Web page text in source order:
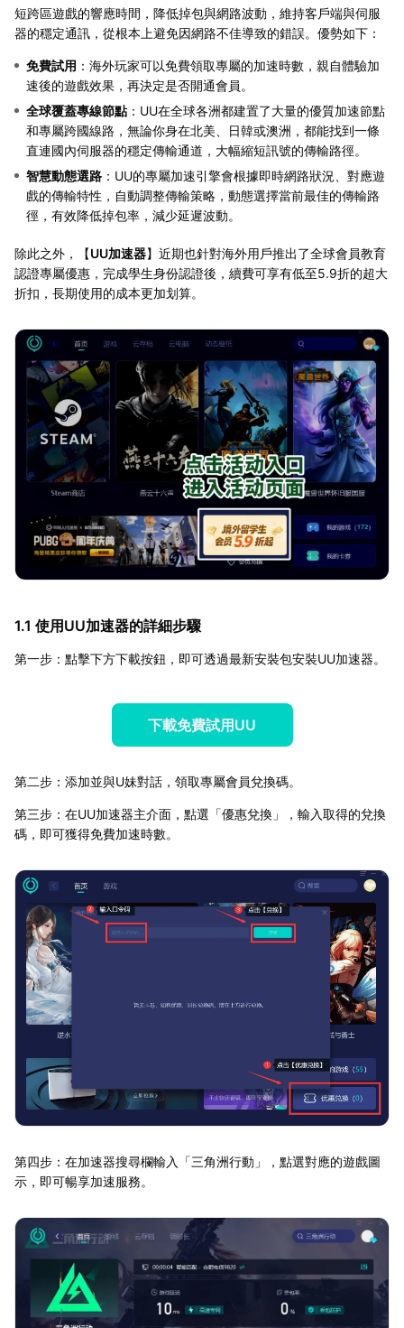
短跨區遊戲的響應時間，降低掉包與網路波動，維持客戶端與伺服
器的穩定通訊，從根本上避免因網路不佳導致的錯誤。優勢如下：
免費試用 ：海外玩家可以免費領取專屬的加速時數，親自體驗加
速後的遊戲效果，再決定是否開通會員。
全球覆蓋專線節點：UU在全球各洲都建置了大量的優質加速節點
和專屬跨國線路，無論你身在北美、日韓或澳洲，都能找到一條
直連國內伺服器的穩定傳輸通道，大幅縮短訊號的傳輸路徑。
智慧動態選路 ：UU的專屬加速引擎會根據即時網路狀況、對應遊
戲的傳輸特性，自動調整傳輸策略，動態選擇當前最佳的傳輸路
徑，有效降低掉包率，減少延遲波動。
除此之外，【UU加速器】近期也針對海外用戶推出了全球會員教育
認證專屬優惠，完成學生身份認證後，續費可享有低至5.9折的超大
折扣，長期使用的成本更加划算。
1.1 使用UU加速器的詳細步驟
第一步：點擊下方下載按鈕，即可透過最新安裝包安裝UU加速器。
下載免費試用UU
第二步：添加並與U妹對話，領取專屬會員兌換碼。
第三步：在UU加速器主介面，點選「優惠兌換」，輸入取得的兌換
碼，即可獲得免費加速時數。
第四步：在加速器搜尋欄輸入「三角洲行動」，點選對應的遊戲圖
示，即可暢享加速服務。